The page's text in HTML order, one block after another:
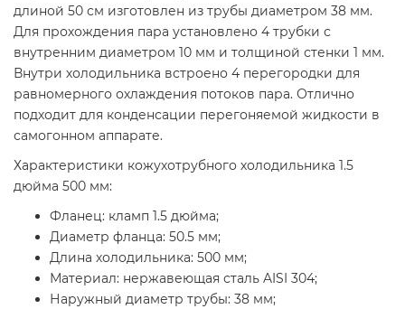
длиной 50 см изготовлен из трубы диаметром 38 мм.
Для прохождения пара установлено 4 трубки с
внутренним диаметром 10 мм и толщиной стенки 1 мм.
Внутри холодильника встроено 4 перегородки для
равномерного охлаждения потоков пара. Отлично
подходит для конденсации перегоняемой жидкости в
самогонном аппарате.
Характеристики кожухотрубного холодильника 1.5
дюйма 500 мм:
Фланец: кламп 1.5 дюйма;
Диаметр фланца: 50.5 мм;
Длина холодильника: 500 мм;
Материал: нержавеющая сталь AISI 304;
Наружный диаметр трубы: 38 мм;